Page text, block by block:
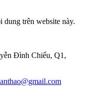
trên website này.
Đình Chiểu, Q1,